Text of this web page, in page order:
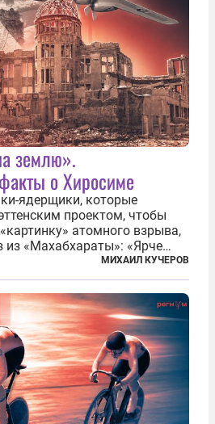
землю».
о Хиросиме
ядерщики, которые
проектом, чтобы
атомного взрыва,
из «Махабхараты»: «Ярче
это пламя». Не все жители
и Нагасаки, на
1945 года поставили...
МИХАИЛ КУЧЕРОВ